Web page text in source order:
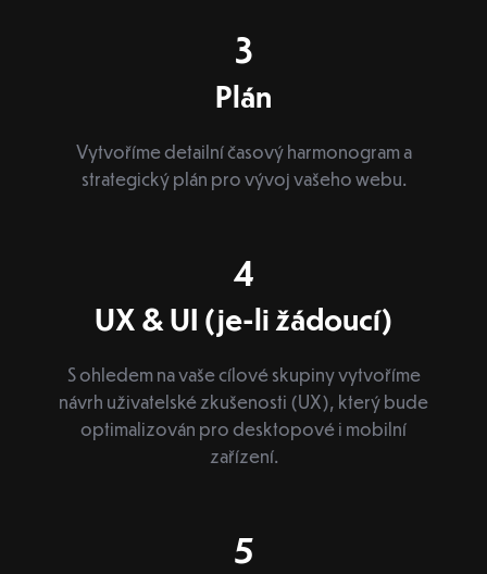
3
Plán
Vytvoříme detailní časový harmonogram a
strategický plán pro vývoj vašeho webu.
4
UX & UI (je-li žádoucí)
S ohledem na vaše cílové skupiny vytvoříme
návrh uživatelské zkušenosti (UX), který bude
optimalizován pro desktopové i mobilní
zařízení.
5